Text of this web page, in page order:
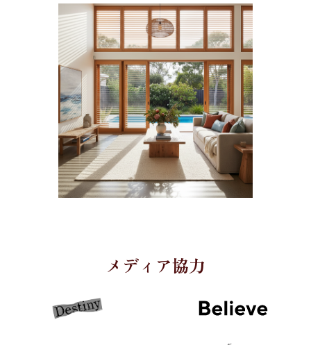
単に昇降でき、すっきりとした見た目も魅力です。
スにご加入いただくことで、万が一採寸ミスがあっ
た場合でも、無償で再製作が可能となります。初め
てオーダーメイドブラインドをご購入される方や、
採寸に自信がない方でも、このサービスがあれば安
心してご注文いただけます。
意しており、採寸方法、商品選び、取り付け方法な
ど、ご購入時の不明な点をサポートいたします。商
品ページや
サポートセンターで採寸ガイドと簡単取
り付けガイドを掲載していますが、何かお困りの際
は電話、メール、チャットでお気軽にカスタマーサ
ポートへ
お問い合わせください。
メディア協力